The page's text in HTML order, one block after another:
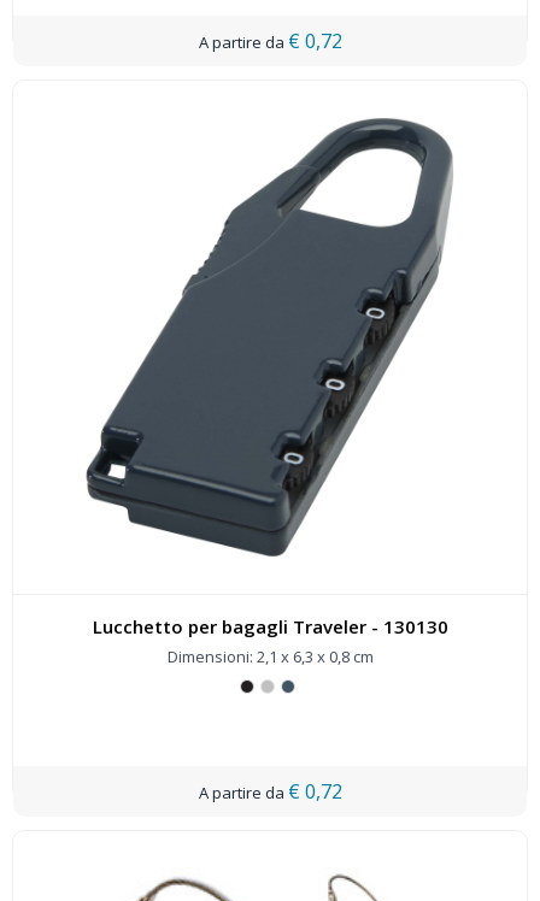
€ 0,72
Lucchetto per bagagli Traveler - 130130
Dimensioni: 2,1 x 6,3 x 0,8 cm
€ 0,72